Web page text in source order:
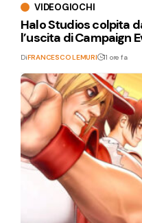
VIDEOGIOCHI
Halo Studios colpita
l’uscita di Campaign
DiFRANCESCO LEMURI 11 ore fa